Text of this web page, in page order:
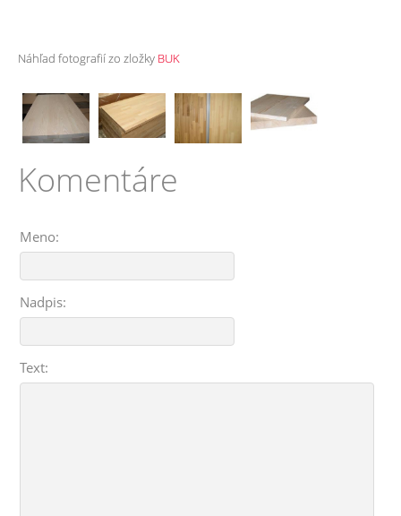
Náhľad fotografií zo zložky BUK
Komentáre
Meno:
Nadpis:
Text: